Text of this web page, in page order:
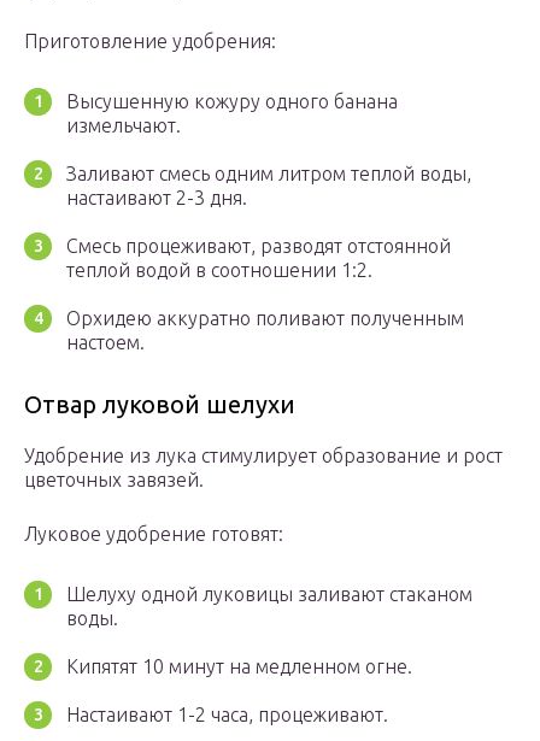
Приготовление удобрения:
Высушенную кожуру одного банана
измельчают.
Заливают смесь одним литром теплой воды,
настаивают 2-3 дня.
Смесь процеживают, разводят отстоянной
теплой водой в соотношении 1:2.
Орхидею аккуратно поливают полученным
настоем.
Отвар луковой шелухи
Удобрение из лука стимулирует образование и рост
цветочных завязей.
Луковое удобрение готовят:
Шелуху одной луковицы заливают стаканом
воды.
Кипятят 10 минут на медленном огне.
Настаивают 1-2 часа, процеживают.